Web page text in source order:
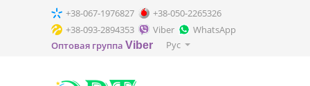
+38-067-1976827
+38-050-2265326
+38-093-2894353
Viber
WhatsApp
Оптовая группа Viber Рус